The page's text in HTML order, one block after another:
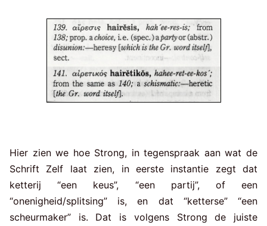
Hier zien we hoe Strong, in tegenspraak aan wat de
Schrift Zelf laat zien, in eerste instantie zegt dat
ketterij “een keus”, “een partij”, of een
“onenigheid/splitsing” is, en dat “ketterse” “een
scheurmaker” is. Dat is volgens Strong de juiste